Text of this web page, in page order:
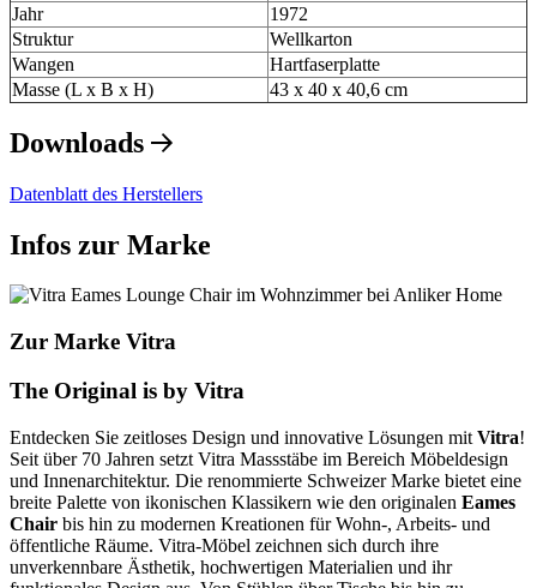
Jahr
1972
Struktur
Wellkarton
Wangen
Hartfaserplatte
Masse (L x B x H)
43 x 40 x 40,6 cm
Downloads
Datenblatt des Herstellers
Infos zur Marke
Zur Marke Vitra
The Original is by Vitra
Entdecken Sie zeitloses Design und innovative Lösungen mit Vitra!
Seit über 70 Jahren setzt Vitra Massstäbe im Bereich Möbeldesign
und Innenarchitektur. Die renommierte Schweizer Marke bietet eine
breite Palette von ikonischen Klassikern wie den originalen Eames
Chair bis hin zu modernen Kreationen für Wohn-, Arbeits- und
öffentliche Räume. Vitra-Möbel zeichnen sich durch ihre
unverkennbare Ästhetik, hochwertigen Materialien und ihr